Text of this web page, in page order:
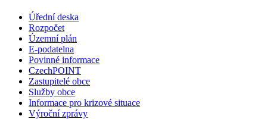
Úřední deska
Rozpočet
Územní plán
E-podatelna
Povinné informace
CzechPOINT
Zastupitelé obce
Služby obce
Informace pro krizové situace
Výroční zprávy